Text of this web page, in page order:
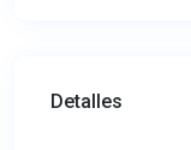
Detalles